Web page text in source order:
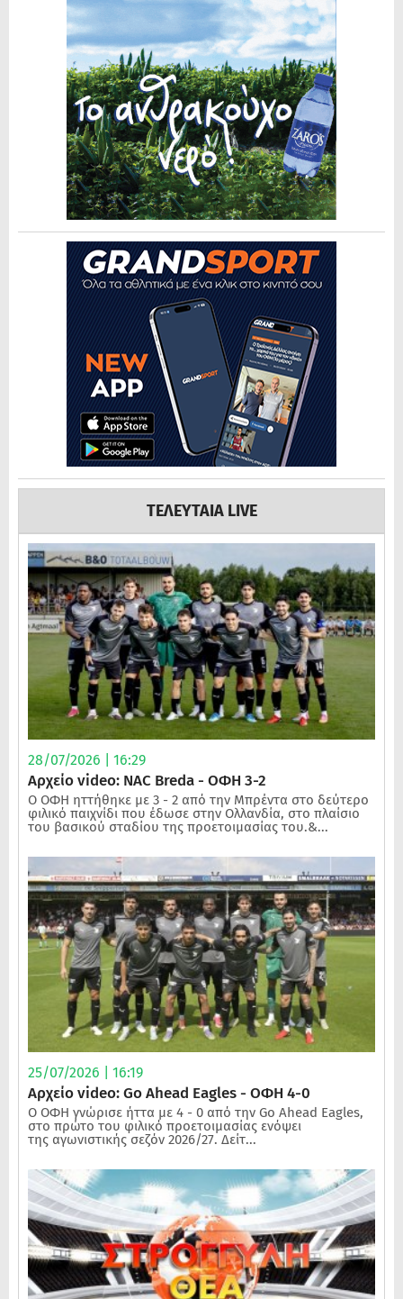
ΤΕΛΕΥΤΑΙΑ LIVE
28/07/2026 | 16:29
Αρχείο video: NAC Breda - ΟΦΗ 3-2
Ο ΟΦΗ ηττήθηκε με 3 - 2 από την Μπρέντα στο δεύτερο
φιλικό παιχνίδι που έδωσε στην Ολλανδία, στο πλαίσιο
του βασικού σταδίου της προετοιμασίας του.&...
25/07/2026 | 16:19
Αρχείο video: Go Ahead Eagles - ΟΦΗ 4-0
Ο ΟΦΗ γνώρισε ήττα με 4 - 0 από την Go Ahead Eagles,
στο πρώτο του φιλικό προετοιμασίας ενόψει
της αγωνιστικής σεζόν 2026/27. Δείτ...